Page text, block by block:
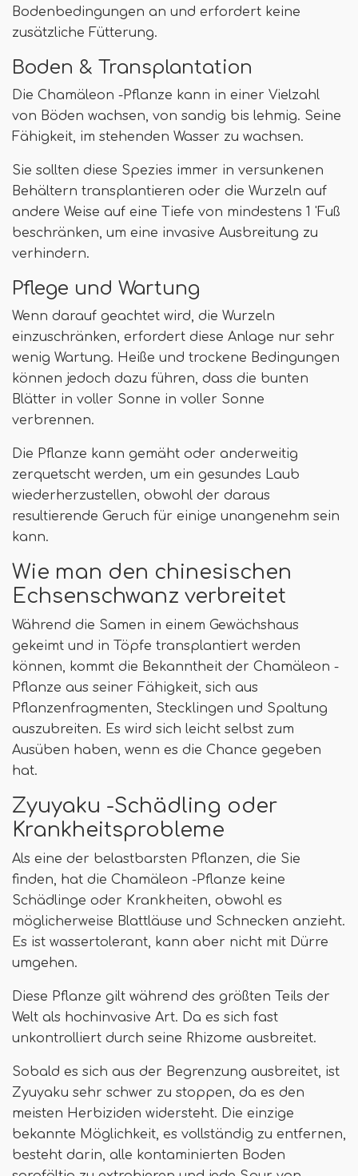
Bodenbedingungen an und erfordert keine
zusätzliche Fütterung.
Boden & Transplantation
Die Chamäleon -Pflanze kann in einer Vielzahl
von Böden wachsen, von sandig bis lehmig. Seine
Fähigkeit, im stehenden Wasser zu wachsen.
Sie sollten diese Spezies immer in versunkenen
Behältern transplantieren oder die Wurzeln auf
andere Weise auf eine Tiefe von mindestens 1 'Fuß
beschränken, um eine invasive Ausbreitung zu
verhindern.
Pflege und Wartung
Wenn darauf geachtet wird, die Wurzeln
einzuschränken, erfordert diese Anlage nur sehr
wenig Wartung. Heiße und trockene Bedingungen
können jedoch dazu führen, dass die bunten
Blätter in voller Sonne in voller Sonne
verbrennen.
Die Pflanze kann gemäht oder anderweitig
zerquetscht werden, um ein gesundes Laub
wiederherzustellen, obwohl der daraus
resultierende Geruch für einige unangenehm sein
kann.
Wie man den chinesischen
Echsenschwanz verbreitet
Während die Samen in einem Gewächshaus
gekeimt und in Töpfe transplantiert werden
können, kommt die Bekanntheit der Chamäleon -
Pflanze aus seiner Fähigkeit, sich aus
Pflanzenfragmenten, Stecklingen und Spaltung
auszubreiten. Es wird sich leicht selbst zum
Ausüben haben, wenn es die Chance gegeben
hat.
Zyuyaku -Schädling oder
Krankheitsprobleme
Als eine der belastbarsten Pflanzen, die Sie
finden, hat die Chamäleon -Pflanze keine
Schädlinge oder Krankheiten, obwohl es
möglicherweise Blattläuse und Schnecken anzieht.
Es ist wassertolerant, kann aber nicht mit Dürre
umgehen.
Diese Pflanze gilt während des größten Teils der
Welt als hochinvasive Art. Da es sich fast
unkontrolliert durch seine Rhizome ausbreitet.
Sobald es sich aus der Begrenzung ausbreitet, ist
Zyuyaku sehr schwer zu stoppen, da es den
meisten Herbiziden widersteht. Die einzige
bekannte Möglichkeit, es vollständig zu entfernen,
besteht darin, alle kontaminierten Boden